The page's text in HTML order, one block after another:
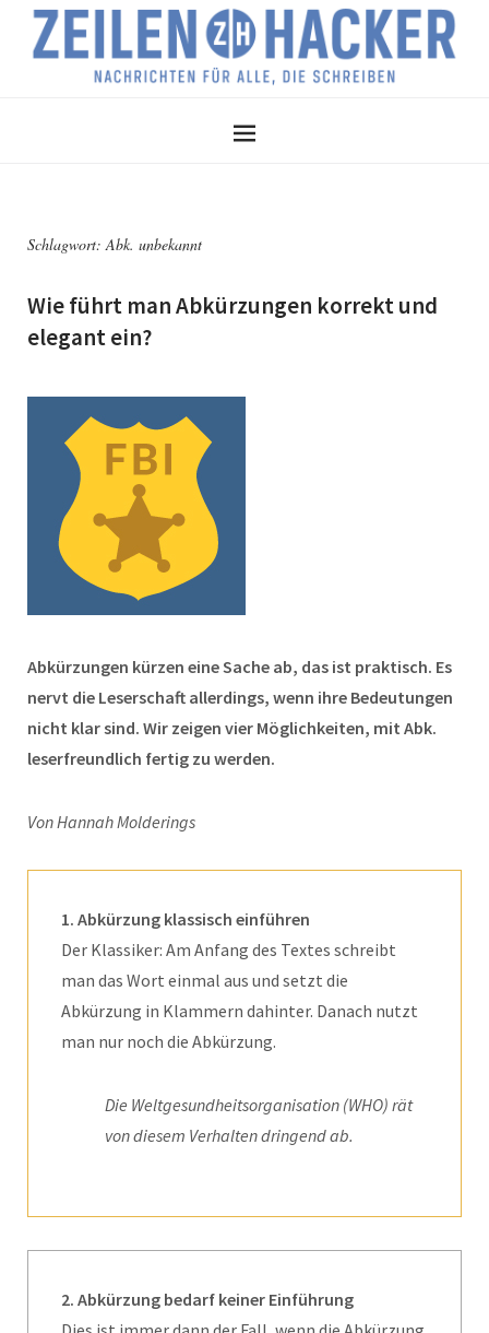
Schlagwort: Abk. unbekannt
Wie führt man Abkürzungen korrekt und
elegant ein?
Abkürzungen kürzen eine Sache ab, das ist praktisch. Es
nervt die Leserschaft allerdings, wenn ihre Bedeutungen
nicht klar sind. Wir zeigen vier Möglichkeiten, mit Abk.
leserfreundlich fertig zu werden.
Von Hannah Molderings
1. Abkürzung klassisch einführen
Der Klassiker: Am Anfang des Textes schreibt
man das Wort einmal aus und setzt die
Abkürzung in Klammern dahinter. Danach nutzt
man nur noch die Abkürzung.
Die Weltgesundheitsorganisation (WHO) rät
von diesem Verhalten dringend ab.
2. Abkürzung bedarf keiner Einführung